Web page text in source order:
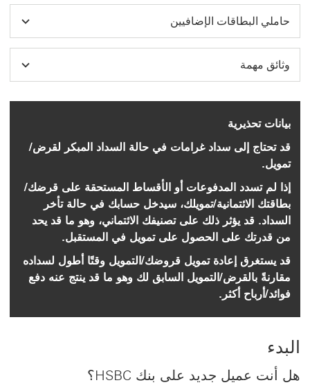
حاملي البطاقات الإضافيين
وثائق مهمة
بيانات تحذيرية
قد تحتاج إلى سداد غرامات في حالة السداد المبكر لقرض/
تمويل.
إذا لم تسدد المدفوعات أو الأقساط المستحقة على قرضك/
بطاقتك الائتمانية/تمويلك، سيدخل حسابك في حالة تأخر
السداد. قد يؤثر ذلك على تصنيفك الائتماني، وهو ما قد يحد
من قدرتك على الحصول على تمويل في المستقبل.
قد يستغرق إعادة تمويل قروضك/التمويل وقتًا أطول لسداده
مقارنةً بالقرض/التمويل السابق لك وهو ما قد ينتج عنه دفع
فوائد/أرباح أكثر.
البدء
هل أنت عميل جديد على بنك HSBC؟